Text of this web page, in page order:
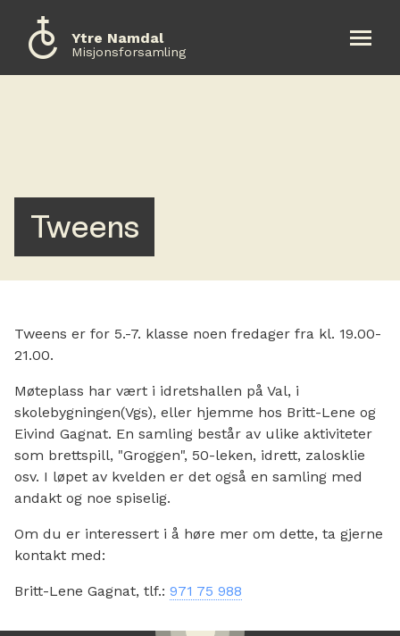
Ytre Namdal
Misjonsforsamling
Kontakt oss
English
Tweens
Tweens er for 5.-7. klasse noen fredager fra kl. 19.00-
21.00.
Møteplass har vært i idretshallen på Val, i
skolebygningen(Vgs), eller hjemme hos Britt-Lene og
Eivind Gagnat. En samling består av ulike aktiviteter
som brettspill, "Groggen", 50-leken, idrett, zalosklie
osv. I løpet av kvelden er det også en samling med
andakt og noe spiselig.
Om du er interessert i å høre mer om dette, ta gjerne
kontakt med:
Britt-Lene Gagnat, tlf.: 971 75 988